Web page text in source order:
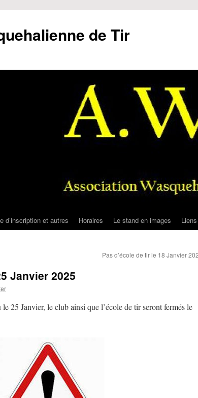
de Tir
d’inscription et autres Horaires Le stand en images Liens
Pas d’école de tir le 18 Janvier
Janvier 2025
25 Janvier, le club ainsi que l’école de tir seront fermés le